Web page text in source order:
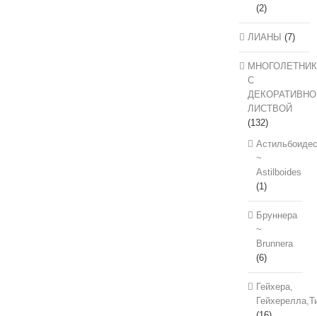
(2)
ЛИАНЫ (7)
С
ЛИСТВОЙ
(132)
Астильбоидес
~
Astilboides
(1)
Бруннера
~
Brunnera
(6)
Гейхера,